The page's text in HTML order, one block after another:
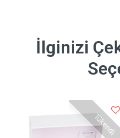
İlginizi
Tükendi